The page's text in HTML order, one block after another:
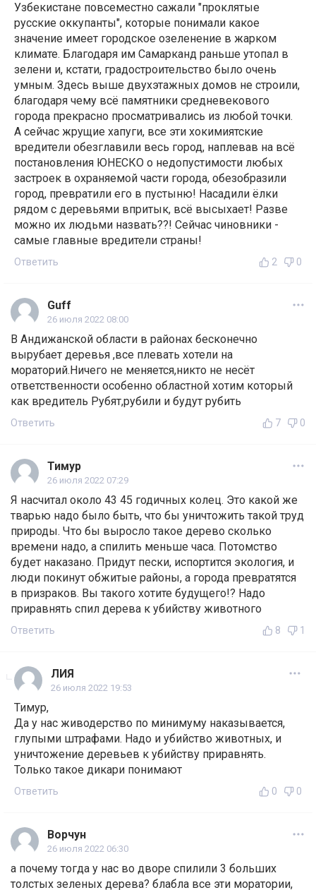
Узбекистане повсеместно сажали "проклятые
русские оккупанты", которые понимали какое
значение имеет городское озеленение в жарком
климате. Благодаря им Самарканд раньше утопал в
зелени и, кстати, градостроительство было очень
умным. Здесь выше двухэтажных домов не строили,
благодаря чему всё памятники средневекового
города прекрасно просматривались из любой точки.
А сейчас жрущие хапуги, все эти хокимиятские
вредители обезглавили весь город, наплевав на всё
постановления ЮНЕСКО о недопустимости любых
застроек в охраняемой части города, обезобразили
город, превратили его в пустыню! Насадили ёлки
рядом с деревьями впритык, всё высыхает! Разве
можно их людьми назвать??! Сейчас чиновники -
самые главные вредители страны!
Ответить 2 0
Guff
26 июля 2022 08:00
В Андижанской области в районах бесконечно
вырубает деревья ,все плевать хотели на
мораторий.Ничего не меняется,никто не несёт
ответственности особенно областной хотим который
как вредитель Рубят,рубили и будут рубить
Ответить 7 0
Тимур
26 июля 2022 07:29
Я насчитал около 43 45 годичных колец. Это какой же
тварью надо было быть, что бы уничтожить такой труд
природы. Что бы выросло такое дерево сколько
времени надо, а спилить меньше часа. Потомство
будет наказано. Придут пески, испортится экология, и
люди покинут обжитые районы, а города превратятся
в призраков. Вы такого хотите будущего!? Надо
приравнять спил дерева к убийству животного
Ответить 8 1
ЛИЯ
26 июля 2022 19:53
Тимур,
Да у нас живодерство по минимуму наказывается,
глупыми штрафами. Надо и убийство животных, и
уничтожение деревьев к убийству приравнять.
Только такое дикари понимают
Ответить 0 0
Ворчун
26 июля 2022 06:30
а почему тогда у нас во дворе спилили 3 больших
толстых зеленых дерева? блабла все эти моратории,